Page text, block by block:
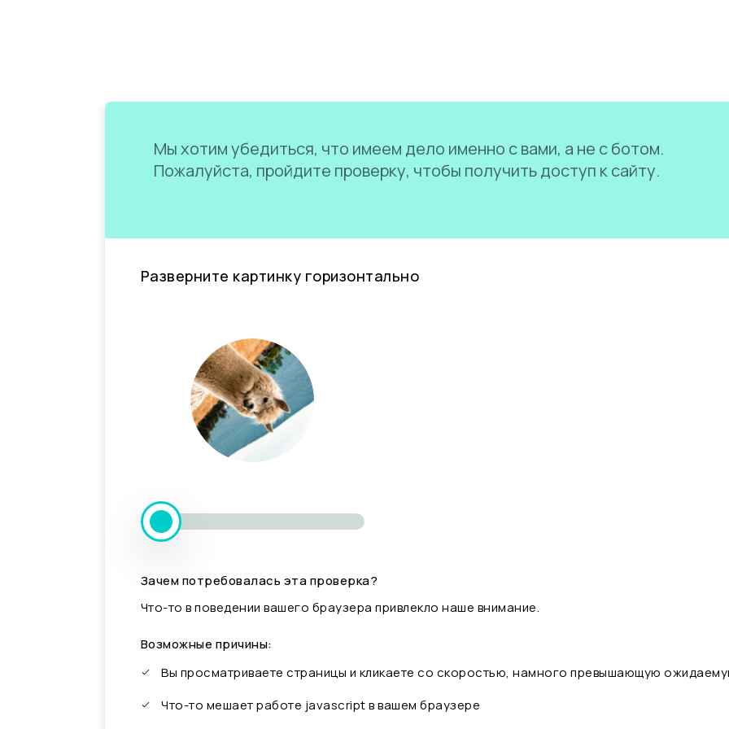
Мы хотим убедиться, что имеем дело именно с вами, а не с ботом.
Пожалуйста, пройдите проверку, чтобы получить доступ к сайту.
Разверните картинку горизонтально
Зачем потребовалась эта проверка?
Что-то в поведении вашего браузера привлекло наше внимание.
Возможные причины:
Вы просматриваете страницы и кликаете со скоростью, намного превышающую
Что-то мешает работе javascript в вашем браузере